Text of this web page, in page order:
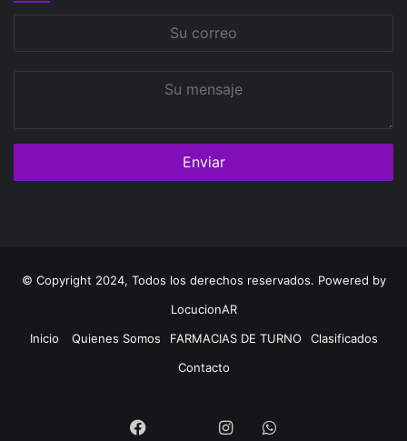
© Copyright 2024, Todos los derechos reservados. Powered by
LocucionAR
Inicio
Quienes Somos FARMACIAS DE TURNO
Clasificados
Contacto
Facebook InstagramWhatsapp